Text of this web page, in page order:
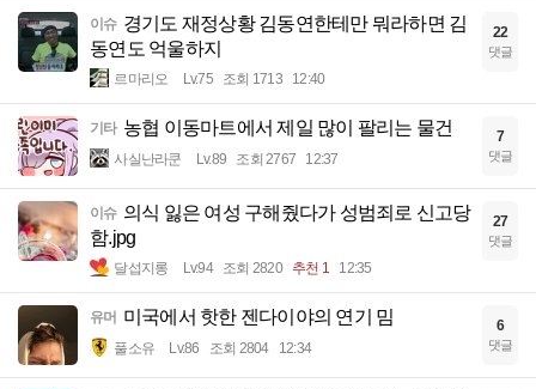
이슈 경기도 재정상황 김동연한테만 뭐라하면 김
동연도 억울하지
르마리오 Lv.75 조회 1713 12:40
22
댓글
기타 농협 이동마트에서 제일 많이 팔리는 물건
사실난라쿤 Lv.89 조회 2767 12:37
7
댓글
이슈 의식 잃은 여성 구해줬다가 성범죄로 신고당
함.jpg
달섭지롱 Lv.94 조회 2820 추천 1 12:35
27
댓글
유머 미국에서 핫한 젠다이야의 연기 밈
풀소유 Lv.86 조회 2804 12:34
6
댓글